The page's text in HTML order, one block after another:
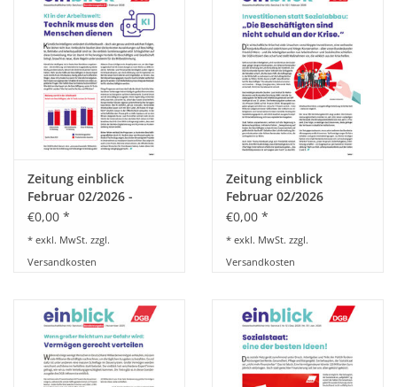
Zeitung einblick
Februar 02/2026 -
Sonderausgabe KI
€0,00 *
* exkl. MwSt. zzgl.
Versandkosten
Zeitung einblick
Februar 02/2026
€0,00 *
* exkl. MwSt. zzgl.
Versandkosten